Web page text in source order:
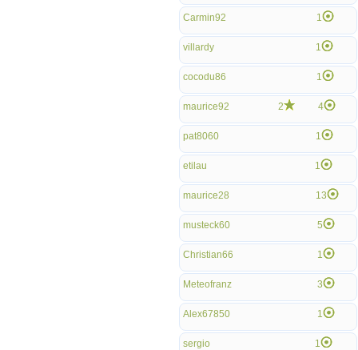
Carmin92 1
villardy 1
cocodu86 1
maurice92 2 4
pat8060 1
etilau 1
maurice28 13
musteck60 5
Christian66 1
Meteofranz 3
Alex67850 1
sergio 1